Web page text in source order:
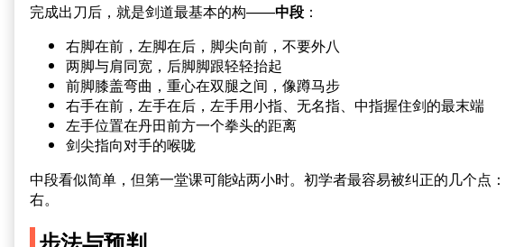
完成出刀后，就是剑道最基本的构——中段 ：
右脚在前，左脚在后，脚尖向前，不要外八
两脚与肩同宽，后脚脚跟轻轻抬起
前脚膝盖弯曲，重心在双腿之间，像蹲马步
右手在前，左手在后，左手用小指、无名指、中指握住剑的最末端
左手位置在丹田前方一个拳头的距离
剑尖指向对手的喉咙
中段看似简单，但第一堂课可能站两小时。初学者最容易被纠正的几个点
右。